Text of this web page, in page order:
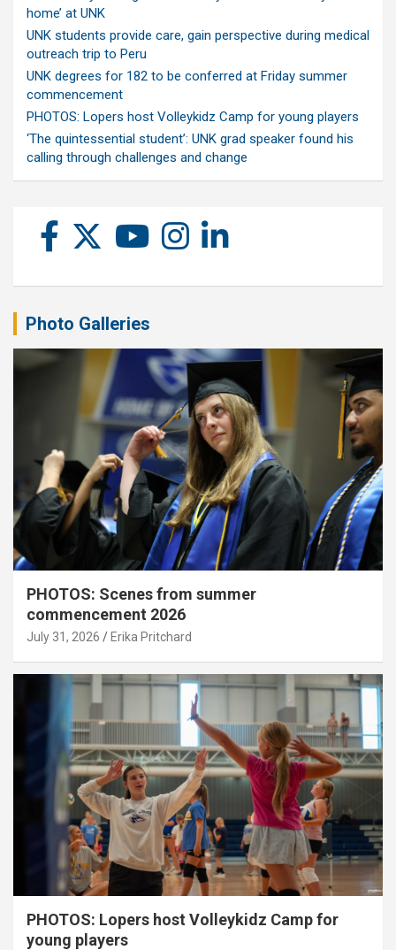
home’ at UNK
UNK students provide care, gain perspective during medical
outreach trip to Peru
UNK degrees for 182 to be conferred at Friday summer
commencement
PHOTOS: Lopers host Volleykidz Camp for young players
‘The quintessential student’: UNK grad speaker found his
calling through challenges and change
Photo Galleries
PHOTOS: Scenes from summer
commencement 2026
July 31, 2026 Erika Pritchard
PHOTOS: Lopers host Volleykidz Camp for
young players